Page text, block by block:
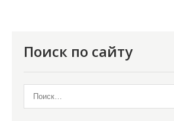
Поиск по сайту